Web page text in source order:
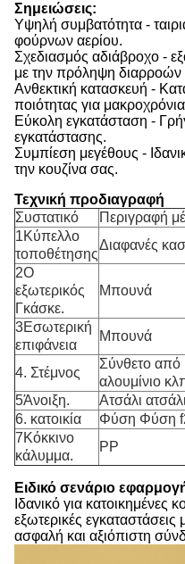
Σημειώσεις:
Υψηλή συμβατότητα -
φούρνων αερίου.
Σχεδιασμός αδιάβροχο -
με την πρόληψη διαρροών
Ανθεκτική κατασκευή -
ποιότητας για
Εύκολη εγκατάσταση -
εγκατάστασης.
Συμπίεση μεγέθους -
την κουζίνα σας.
Τεχνική προδιαγραφή
Συστατικό
Περιγραφή
1Κύπελλο
τοποθέτησης
Διαφανές
2Ο
εξωτερικός
Γκάσκε.
Μπουνά
3Εσωτερική
επιφάνεια
Μπουνά
4. Στέμνος
Σύνθετο από
αλουμίνιο
5Άνοιξη.
Ατσάλι ατσάλι
6. κατοικία
Φύση Φύση
7Κόκκινο
κάλυμμα.
PP
Ειδικό σενάριο
Ιδανικό για κατοικημένες
εξωτερικές
ασφαλή και αξιόπιστη